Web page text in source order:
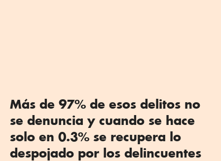
Más de 97% de esos delitos no
se denuncia y cuando se hace
solo en 0.3% se recupera lo
despojado por los delincuentes